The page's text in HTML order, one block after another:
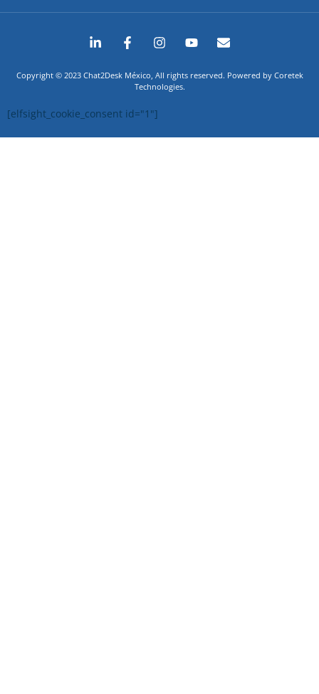
Copyright © 2023 Chat2Desk México, All rights reserved. Powered by Coretek
Technologies.
[elfsight_cookie_consent id="1"]